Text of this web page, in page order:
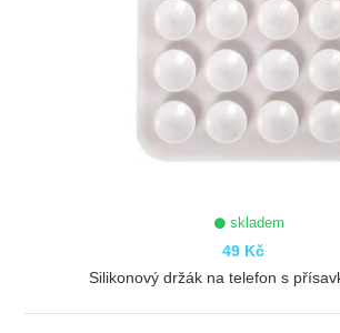
skladem
49 Kč
Silikonový držák na telefon s